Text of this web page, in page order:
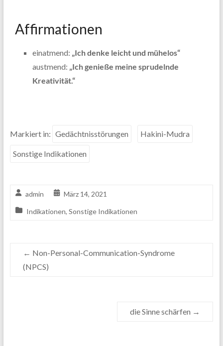
Affirmationen
einatmend: „Ich denke leicht und mühelos“
austmend: „Ich genieße meine sprudelnde
Kreativität.“
Markiert in: Gedächtnisstörungen Hakini-Mudra
Sonstige Indikationen
admin März 14, 2021
Indikationen, Sonstige Indikationen
← Non-Personal-Communication-Syndrome
(NPCS)
die Sinne schärfen →